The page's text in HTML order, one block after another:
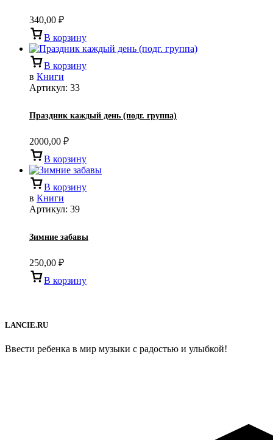
340,00 ₽
В корзину
В корзину
в Книги
Артикул: 33
Праздник каждый день (подг. группа)
2000,00 ₽
В корзину
В корзину
в Книги
Артикул: 39
Зимние забавы
250,00 ₽
В корзину
LANCIE.RU
Ввести ребенка в мир музыки с радостью и улыбкой!